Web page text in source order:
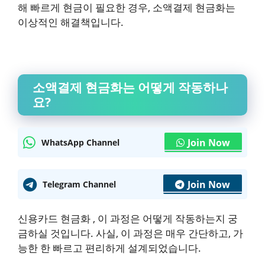
해 빠르게 현금이 필요한 경우, 소액결제 현금화는
이상적인 해결책입니다.
소액결제 현금화는 어떻게 작동하나
요?
WhatsApp Channel Join Now
Telegram Channel Join Now
신용카드 현금화 , 이 과정은 어떻게 작동하는지 궁
금하실 것입니다. 사실, 이 과정은 매우 간단하고, 가
능한 한 빠르고 편리하게 설계되었습니다.